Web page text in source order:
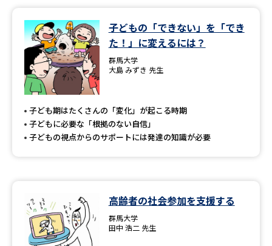
子どもの「できない」を「でき
た！」に変えるには？
群馬大学
大島 みずき 先生
子ども期はたくさんの「変化」が起こる時期
子どもに必要な「根拠のない自信」
子どもの視点からのサポートには発達の知識が必要
高齢者の社会参加を支援する
群馬大学
田中 浩二 先生